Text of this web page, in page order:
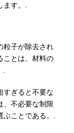
ます。.
粒子が除去され
ことは、材料の
.
すぎると不要な
、不必要な制限
ぶことである。.